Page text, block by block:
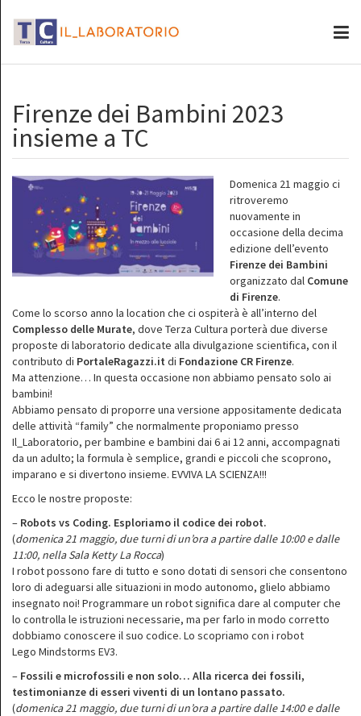
Firenze dei Bambini 2023
insieme a TC
Domenica 21 maggio ci
ritroveremo
nuovamente in
occasione della decima
edizione dell’evento
Firenze dei Bambini
organizzato dal Comune
di Firenze.
Come lo scorso anno la location che ci ospiterà è all’interno del
Complesso delle Murate, dove Terza Cultura porterà due diverse
proposte di laboratorio dedicate alla divulgazione scientifica, con il
contributo di PortaleRagazzi.it di Fondazione CR Firenze.
Ma attenzione… In questa occasione non abbiamo pensato solo ai
bambini!
Abbiamo pensato di proporre una versione appositamente dedicata
delle attività “family” che normalmente proponiamo presso
Il_Laboratorio, per bambine e bambini dai 6 ai 12 anni, accompagnati
da un adulto; la formula è semplice, grandi e piccoli che scoprono,
imparano e si divertono insieme. EVVIVA LA SCIENZA!!!
Ecco le nostre proposte:
– Robots vs Coding. Esploriamo il codice dei robot.
(domenica 21 maggio, due turni di un’ora a partire dalle 10:00 e dalle
11:00, nella Sala Ketty La Rocca)
I robot possono fare di tutto e sono dotati di sensori che consentono
loro di adeguarsi alle situazioni in modo autonomo, glielo abbiamo
insegnato noi! Programmare un robot significa dare al computer che
lo controlla le istruzioni necessarie, ma per farlo in modo corretto
dobbiamo conoscere il suo codice. Lo scopriamo con i robot
Lego Mindstorms EV3.
– Fossili e microfossili e non solo… Alla ricerca dei fossili,
testimonianze di esseri viventi di un lontano passato.
(domenica 21 maggio, due turni di un’ora a partire dalle 14:00 e dalle